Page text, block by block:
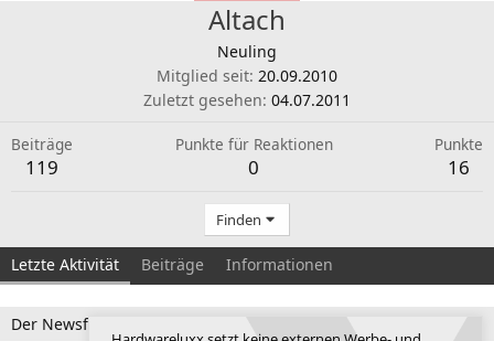
Altach
Neuling
Mitglied seit 20.09.2010
Zuletzt gesehen 04.07.2011
Beiträge
119
Punkte für Reaktionen
0
Punkte
16
Finden
Letzte Aktivität Beiträge Informationen
Der Newsfeed ist zur Zeit leer.